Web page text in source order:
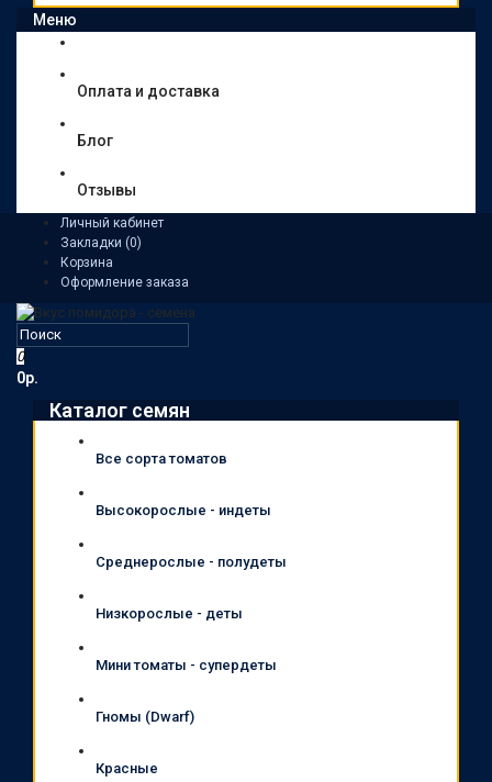
Меню
Оплата и доставка
Блог
Отзывы
Личный кабинет
Закладки (0)
Корзина
Оформление заказа
0
0р.
Каталог семян
Все сорта томатов
Высокорослые - индеты
Среднерослые - полудеты
Низкорослые - деты
Мини томаты - супердеты
Гномы (Dwarf)
Красные